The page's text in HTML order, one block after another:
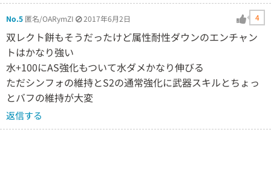
No.5 匿名/OARymZI 2017年6月2日 4
双レクト餅もそうだったけど属性耐性ダウンのエンチャン
トはかなり強い
水+100にAS強化もついて水ダメかなり伸びる
ただシンフォの維持とS2の通常強化に武器スキルとちょっ
とバフの維持が大変
返信する